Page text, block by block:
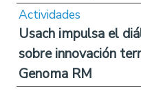
Actividades
Usach impulsa el
sobre innovación
Genoma RM